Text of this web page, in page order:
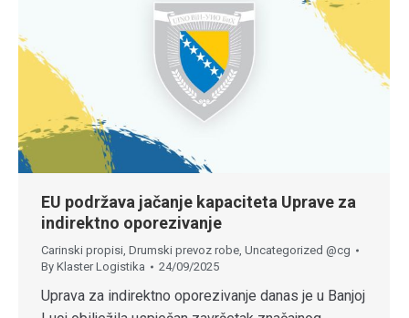
EU podržava jačanje kapaciteta Uprave za
indirektno oporezivanje
Carinski propisi Drumski prevoz robe Uncategorized @cg
By Klaster Logistika 24/09/2025
Uprava za indirektno oporezivanje danas je u Banjoj